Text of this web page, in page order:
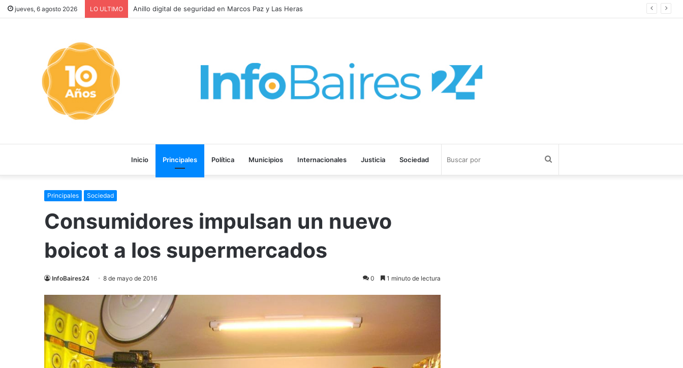
jueves, 6 agosto 2026 LO ULTIMO Provincia rechazó la reforma laboral y defendió los derechos de los trabajadores
Inicio Principales Política Municipios Internacionales Justicia Sociedad
Principales Sociedad
Consumidores impulsan un nuevo
boicot a los supermercados
InfoBaires24 8 de mayo de 2016 0 1 minuto de lectura